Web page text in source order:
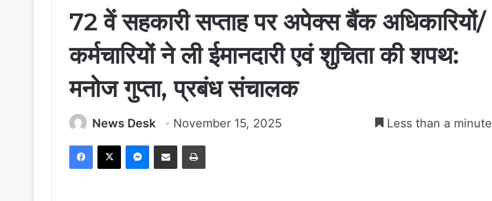
72 वें सहकारी सप्ताह पर अपेक्स बैंक अधिकारियों/
कर्मचारियों ने ली ईमानदारी एवं शुचिता की शपथ:
मनोज गुप्ता, प्रबंध संचालक
News Desk November 15, 2025 Less than a minute
Facebook
X Messenger
Share via Email Print